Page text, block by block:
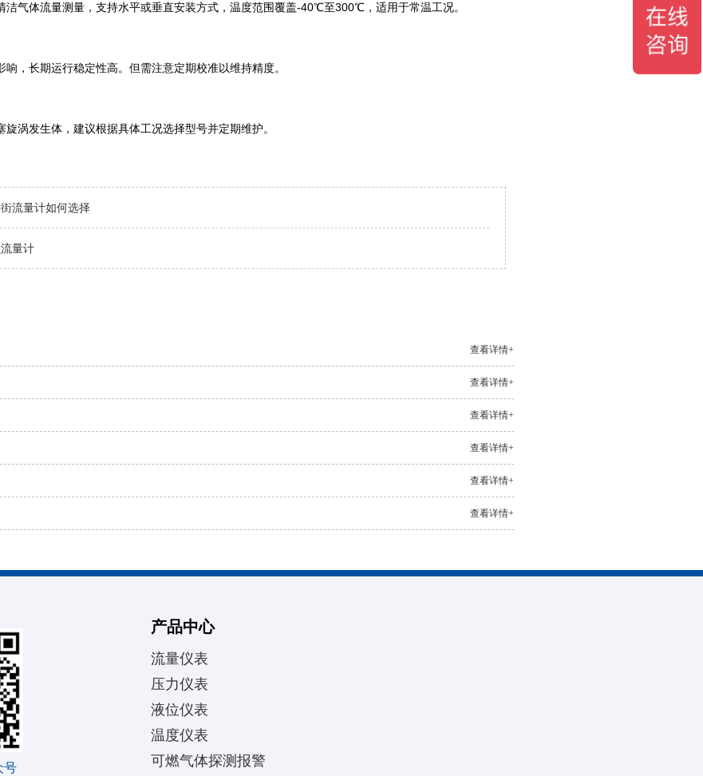
洁气体流量测量，支持水平或垂直安装方式，温度范围覆盖-40℃至300℃，适用于常温工况。
，长期运行稳定性高。但需注意定期校准以维持精度。
涡发生体，建议根据具体工况选择型号并定期维护。
流量计如何选择
量计
查看详情+
查看详情+
查看详情+
查看详情+
查看详情+
查看详情+
号
产品中心
流量仪表
压力仪表
液位仪表
温度仪表
可燃气体探测报警